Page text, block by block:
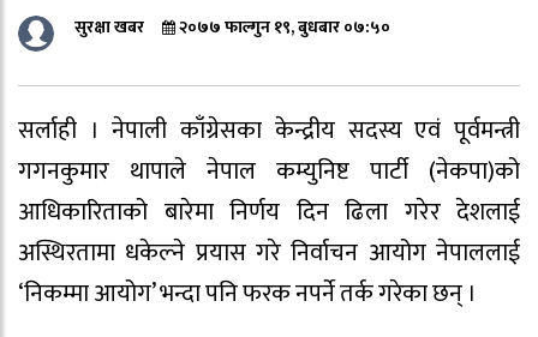
सुरक्षा खबर २०७७ फाल्गुन १९, बुधबार ०७:५०
सर्लाही । नेपाली काँग्रेसका केन्द्रीय सदस्य एवं पूर्वमन्त्री
गगनकुमार थापाले नेपाल कम्युनिष्ट पार्टी (नेकपा)को
आधिकारिताको बारेमा निर्णय दिन ढिला गरेर देशलाई
अस्थिरतामा धकेल्ने प्रयास गरे निर्वाचन आयोग नेपाललाई
‘निकम्मा आयोग’ भन्दा पनि फरक नपर्ने तर्क गरेका छन् ।